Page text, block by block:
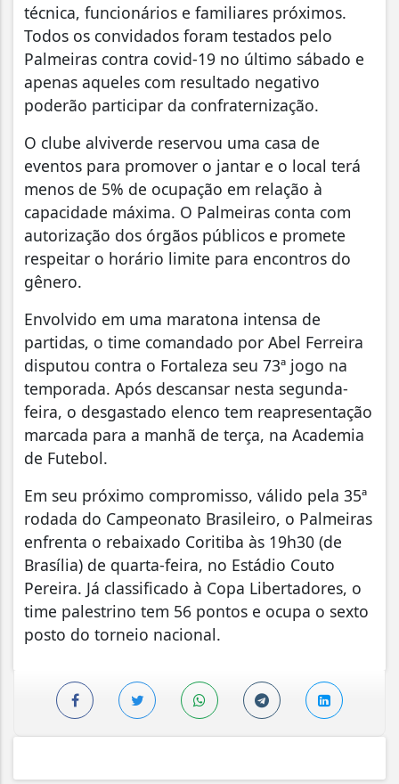
técnica, funcionários e familiares próximos.
Todos os convidados foram testados pelo
Palmeiras contra covid-19 no último sábado e
apenas aqueles com resultado negativo
poderão participar da confraternização.
O clube alviverde reservou uma casa de
eventos para promover o jantar e o local terá
menos de 5% de ocupação em relação à
capacidade máxima. O Palmeiras conta com
autorização dos órgãos públicos e promete
respeitar o horário limite para encontros do
gênero.
Envolvido em uma maratona intensa de
partidas, o time comandado por Abel Ferreira
disputou contra o Fortaleza seu 73ª jogo na
temporada. Após descansar nesta segunda-
feira, o desgastado elenco tem reapresentação
marcada para a manhã de terça, na Academia
de Futebol.
Em seu próximo compromisso, válido pela 35ª
rodada do Campeonato Brasileiro, o Palmeiras
enfrenta o rebaixado Coritiba às 19h30 (de
Brasília) de quarta-feira, no Estádio Couto
Pereira. Já classificado à Copa Libertadores, o
time palestrino tem 56 pontos e ocupa o sexto
posto do torneio nacional.